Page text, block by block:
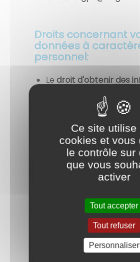
Droits concernant
données à
personnel:
Ledroit d'obtenir des
sur vous et les
Lorsque le traitement
votre consentement,
droit de retirer ce
tout moment. Cette
portera pas atteinte à
consentement
retrait de celui-ci ;
Dans certaines
droit de recevoir des
forme électroniqueet/
Ce site utilise
cookies et vous
le contrôle sur
que vous
activer
Tout accepter
Tout refuser
Personnaliser